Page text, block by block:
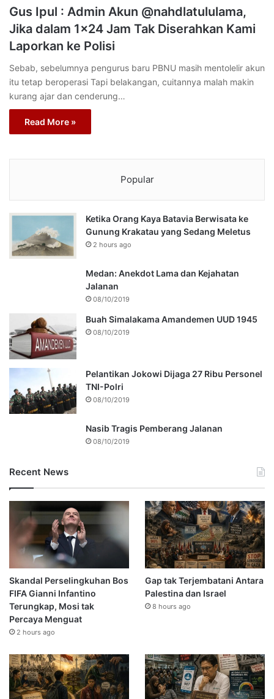
Gus Ipul : Admin Akun @nahdlatululama,
Jika dalam 1×24 Jam Tak Diserahkan Kami
Laporkan ke Polisi
Sebab, sebelumnya pengurus baru PBNU masih mentolelir akun
itu tetap beroperasi Tapi belakangan, cuitannya malah makin
kurang ajar dan cenderung…
Read More »
Popular
Ketika Orang Kaya Batavia Berwisata ke
Gunung Krakatau yang Sedang Meletus
2 hours ago
Medan: Anekdot Lama dan Kejahatan
Jalanan
08/10/2019
Buah Simalakama Amandemen UUD 1945
08/10/2019
Pelantikan Jokowi Dijaga 27 Ribu Personel
TNI-Polri
08/10/2019
Nasib Tragis Pemberang Jalanan
08/10/2019
Recent News
Skandal Perselingkuhan Bos
FIFA Gianni Infantino
Terungkap, Mosi tak
Percaya Menguat
2 hours ago
Gap tak Terjembatani Antara
Palestina dan Israel
8 hours ago